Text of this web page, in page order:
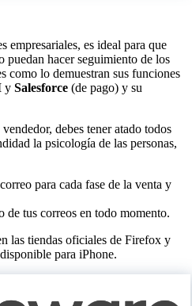
empresariales, es ideal para que
puedan hacer seguimiento de los
como lo demuestran sus funciones
y Salesforce (de pago) y su
debes tener atado todos
la psicología de las personas,
para cada fase de la venta y
de tus correos en todo momento.
las tiendas oficiales de Firefox y
para iPhone.